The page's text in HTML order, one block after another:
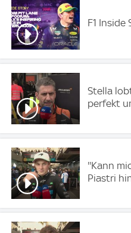
F1
Stella
perfekt
''Kann
Piastri